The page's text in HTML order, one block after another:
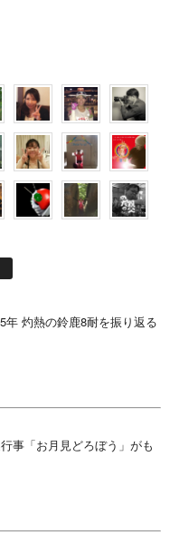
年 灼熱の鈴鹿8耐を振り返る
事「お月見どろぼう」がも